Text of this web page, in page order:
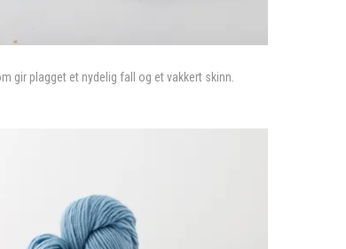
gir plagget et nydelig fall og et vakkert skinn.